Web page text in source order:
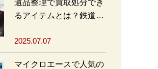
遺品整理で買取処分でき
るアイテムとは？鉄道グ
も
2025.07.07
マイクロエースで人気の